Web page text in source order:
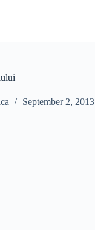
September 2, 2013